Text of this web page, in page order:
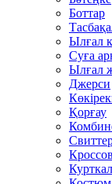
Боттар
Ылғал
Суға
Ылғал
Джерси
Қорғау